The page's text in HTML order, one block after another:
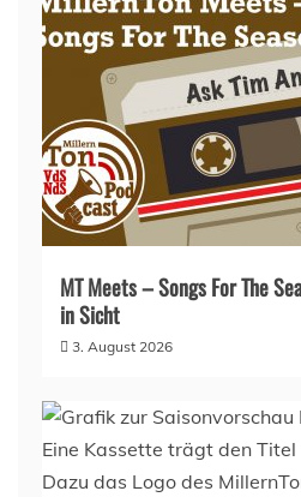
MT Meets – Songs For The
in Sicht
3. August 2026